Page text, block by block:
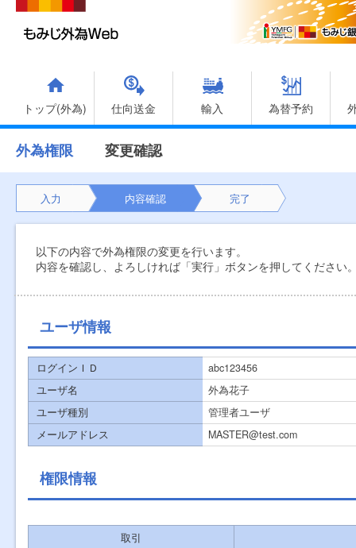
トップ(外為) 仕向送金 輸入 為替予約
外為権限 変更確認
入力 内容確認 完了
以下の内容で外為権限の変更を行います。
内容を確認し、よろしければ「実行」ボタンを押してください
ユーザ情報
ログインＩＤ
abc123456
ユーザ名
外為花子
ユーザ種別
管理者ユーザ
メールアドレス
MASTER@test.com
権限情報
取引